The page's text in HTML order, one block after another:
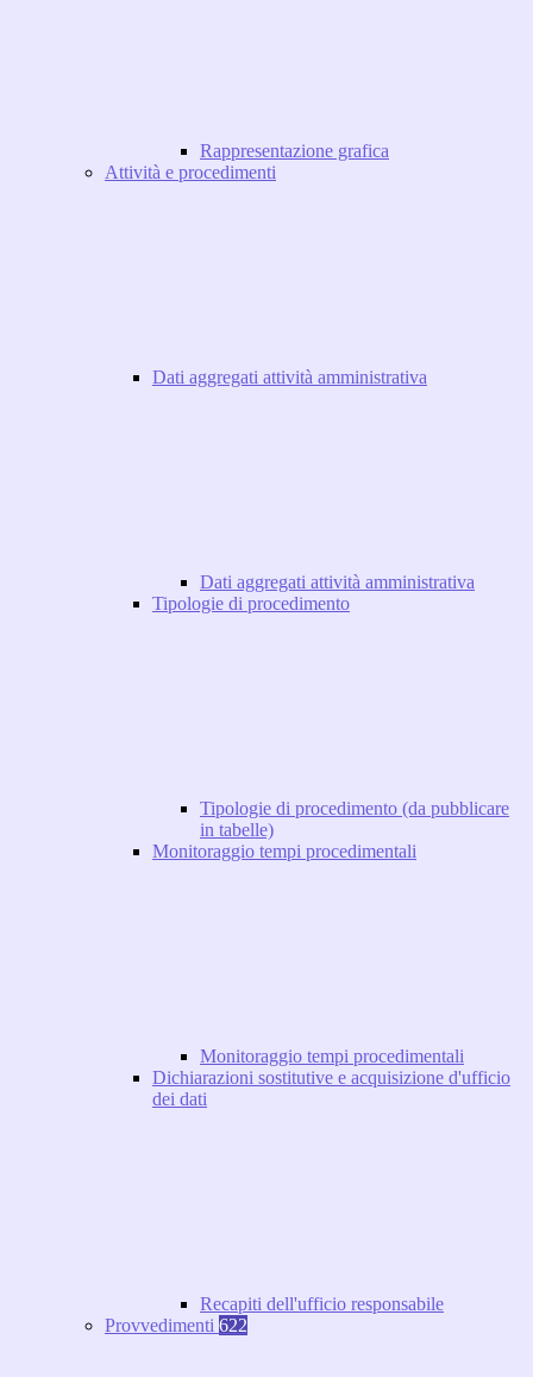
Rappresentazione grafica
Attività e procedimenti
Dati aggregati attività amministrativa
Dati aggregati attività amministrativa
Tipologie di procedimento
Tipologie di procedimento (da pubblicare
in tabelle)
Monitoraggio tempi procedimentali
Monitoraggio tempi procedimentali
Dichiarazioni sostitutive e acquisizione d'ufficio
dei dati
Recapiti dell'ufficio responsabile
Provvedimenti 622